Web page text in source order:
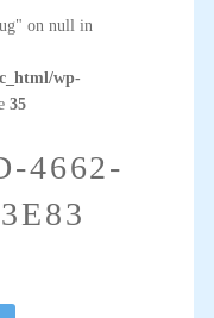
on null in
wp-
35
4662-